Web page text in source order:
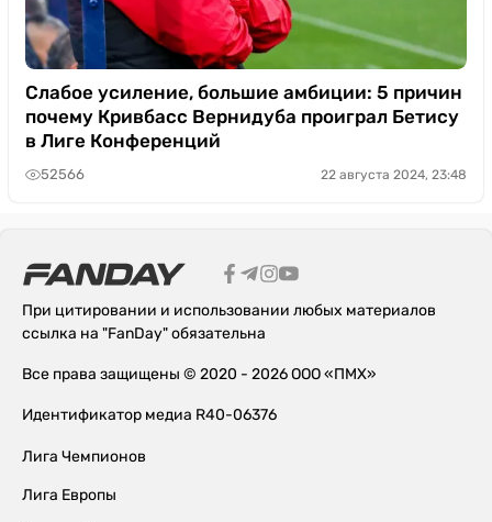
Слабое усиление, большие амбиции: 5 причин
почему Кривбасс Вернидуба проиграл Бетису
в Лиге Конференций
52566 22 августа 2024, 23:48
При цитировании и использовании любых материалов
ссылка на "FanDay" обязательна
Все права защищены © 2020 - 2026 ООО «ПМХ»
Идентификатор медиа R40-06376
Лига Чемпионов
Лига Европы